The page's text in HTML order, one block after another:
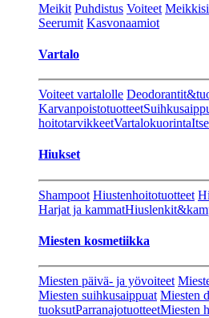
Meikit Puhdistus Voiteet
Seerumit Kasvonaamiot
Vartalo
Voiteet vartalolle
Karvanpoistotuotteet
hoitotarvikkeetVartalokuorinta
Hiukset
Shampoot Hiustenhoitotuotteet
Harjat ja kammat
Miesten kosmetiikka
Miesten päivä- ja yövoiteet
Miesten suihkusaippuat Miesten
tuoksutParranajotuotteetMiesten